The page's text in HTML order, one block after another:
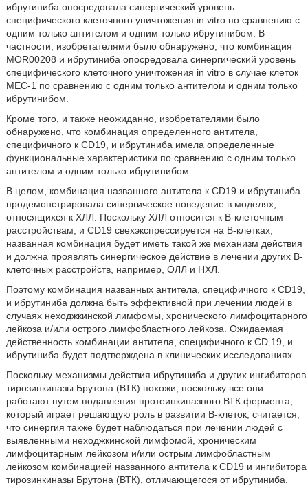
ибрутиниба опосредовала синергический уровень
специфического клеточного уничтожения in vitro по сравнению с
одним только антителом и одним только ибрутинибом. В
частности, изобретателями было обнаружено, что комбинация
MOR00208 и ибрутиниба опосредовала синергический уровень
специфического клеточного уничтожения in vitro в случае клеток
МЕС-1 по сравнению с одним только антителом и одним только
ибрутинибом.
Кроме того, и также неожиданно, изобретателями было
обнаружено, что комбинация определенного антитела,
специфичного к CD19, и ибрутиниба имела определенные
функциональные характеристики по сравнению с одним только
антителом и одним только ибрутинибом.
В целом, комбинация названного антитела к CD19 и ибрутиниба
продемонстрировала синергическое поведение в моделях,
относящихся к ХЛЛ. Поскольку ХЛЛ относится к В-клеточным
расстройствам, и CD19 свехэкспрессируется на В-клетках,
названная комбинация будет иметь такой же механизм действия
и должна проявлять синергическое действие в лечении других В-
клеточных расстройств, например, ОЛЛ и НХЛ.
Поэтому комбинация названных антитела, специфичного к CD19,
и ибрутиниба должна быть эффективной при лечении людей в
случаях неходжкинской лимфомы, хронического лимфоцитарного
лейкоза и/или острого лимфобластного лейкоза. Ожидаемая
действенность комбинации антитела, специфичного к CD 19, и
ибрутиниба будет подтверждена в клинических исследованиях.
Поскольку механизмы действия ибрутиниба и других ингибиторов
тирозинкиназы Брутона (ВТК) похожи, поскольку все они
работают путем подавления протеинкиназного ВТК фермента,
который играет решающую роль в развитии В-клеток, считается,
что синергия также будет наблюдаться при лечении людей с
выявленными неходжкинской лимфомой, хроническим
лимфоцитарным лейкозом и/или острым лимфобластным
лейкозом комбинацией названного антитела к CD19 и ингибитора
тирозинкиназы Брутона (ВТК), отличающегося от ибрутиниба.